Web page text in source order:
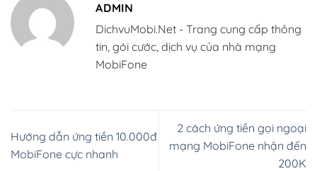
ADMIN
DichvuMobi.Net - Trang cung cấp thông
tin, gói cước, dịch vụ của nhà mạng
MobiFone
Hướng dẫn ứng tiền 10.000đ
MobiFone cực nhanh
2 cách ứng tiền gọi ngoại
mạng MobiFone nhận đến
200K